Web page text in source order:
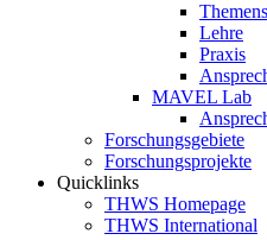
Lehre
Praxis
MAVEL Lab
Forschungsgebiete
Forschungsprojekte
Quicklinks
THWS Homepage
THWS International